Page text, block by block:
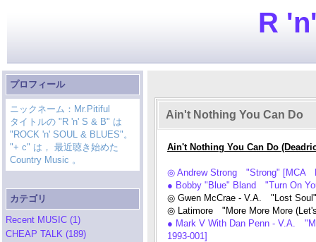
R
プロフィール
ニックネーム：Mr.Pitiful
タイトルの "R 'n' S & B" は
"ROCK 'n' SOUL & BLUES"。
"+ c" は， 最近聴き始めた
Country Music 。
カテゴリ
Recent MUSIC (1)
CHEAP TALK (189)
Ain't Nothing You Can Do
Ain't Nothing You Can Do
◎ Andrew Strong "Strong" [MCA
● Bobby "Blue" Bland "Turn On
◎ Gwen McCrae - V.A. "Lost
◎ Latimore "More More More
● Mark V With Dan Penn - V.A.
1993-001]